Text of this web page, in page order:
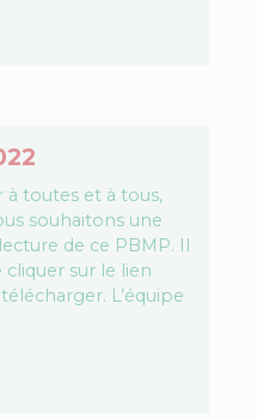
à toutes et à tous,
souhaitons une
de ce PBMP. Il
cliquer sur le lien
L’équipe